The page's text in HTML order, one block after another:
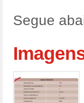
Segue